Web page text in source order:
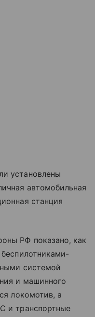
установлены
автомобильная
станция
РФ показано, как
системой
и машинного
локомотив, а
и транспортные